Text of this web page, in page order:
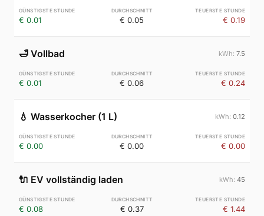
€ 0.01 € 0.05 € 0.19
🛁 Vollbad 7.5
€ 0.01 € 0.06 € 0.24
💧 Wasserkocher (1 L) 0.12
€ 0.00 € 0.00 € 0.00
🔌 EV vollständig laden 45
€ 0.08 € 0.37 € 1.44